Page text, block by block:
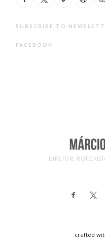
SUBSCRIBE TO
FACEBOOK
DIRETOR,
crafted